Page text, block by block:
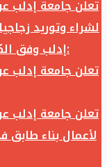
تعلن جامعة إدلب
لشراء وتوريد
إدلب وفق الكميات والمواصفات المحددة أدناه:
تعلن جامعة إدلب
تعلن جامعة إدلب
لأعمال بناء